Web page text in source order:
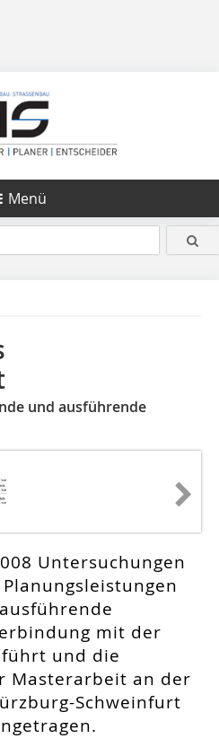
Menü
und ausführende
Untersuchungen
mit der
und die
Masterarbeit an der
Schweinfurt